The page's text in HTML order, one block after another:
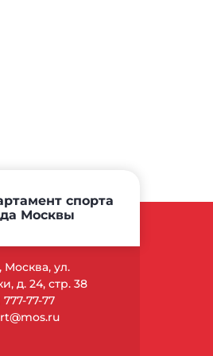
спорта
Москвы
Москва, ул.
д. 24, стр. 38
77-77